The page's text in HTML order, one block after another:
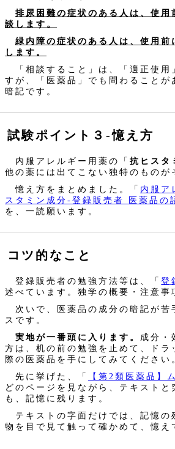
排尿困難の症状のある人は、使用
談します。
緑内障の症状のある人は、使用前
します。
「相談すること」は、「適正使用
すが、「医薬品」でも問わることが
暗記です。
試験ポイント３‐憶え方
内服アレルギー用薬の「 抗ヒスタ
他の薬には出てこない独特のものが
憶え方をまとめました。「 内服ア
スタミン成分‐登録販売者 医薬品の
を、一読願います。
コツ的なこと
登録販売者の勉強方法等は、「 登
述べています。独学の概要・注意事
次いで、医薬品の成分の暗記が苦
スです。
実地が一番頭に入ります。 成分・
方は、机の前の勉強を止めて、ドラ
際の医薬品を手にしてみてください
先に挙げた、「
【第2類医薬品】
どのページを見ながら、テキストと
も、記憶に残ります。
テキストの字面だけでは、記憶の
物を目で見て触って確かめて、憶え